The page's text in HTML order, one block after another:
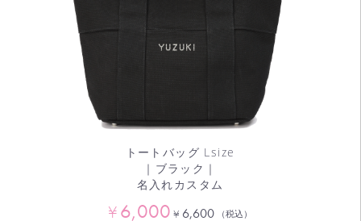
トートバッグ Lsize
｜ブラック｜
名入れカスタム
¥6,000 ¥ 6,600 （税込）